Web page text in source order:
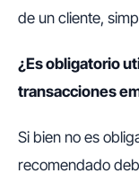
de un cliente,
¿Es obligatorio
transacciones
Si bien no es
recomendado